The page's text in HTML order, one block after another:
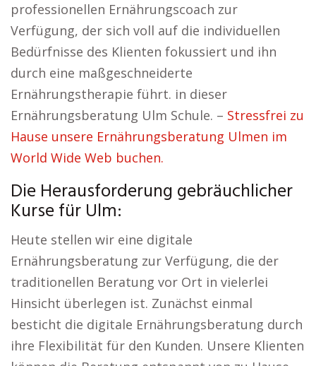
professionellen Ernährungscoach zur
Verfügung, der sich voll auf die individuellen
Bedürfnisse des Klienten fokussiert und ihn
durch eine maßgeschneiderte
Ernährungstherapie führt. in dieser
Ernährungsberatung Ulm Schule. – Stressfrei zu
Hause unsere Ernährungsberatung Ulmen im
World Wide Web buchen.
Die Herausforderung gebräuchlicher
Kurse für Ulm:
Heute stellen wir eine digitale
Ernährungsberatung zur Verfügung, die der
traditionellen Beratung vor Ort in vielerlei
Hinsicht überlegen ist. Zunächst einmal
besticht die digitale Ernährungsberatung durch
ihre Flexibilität für den Kunden. Unsere Klienten